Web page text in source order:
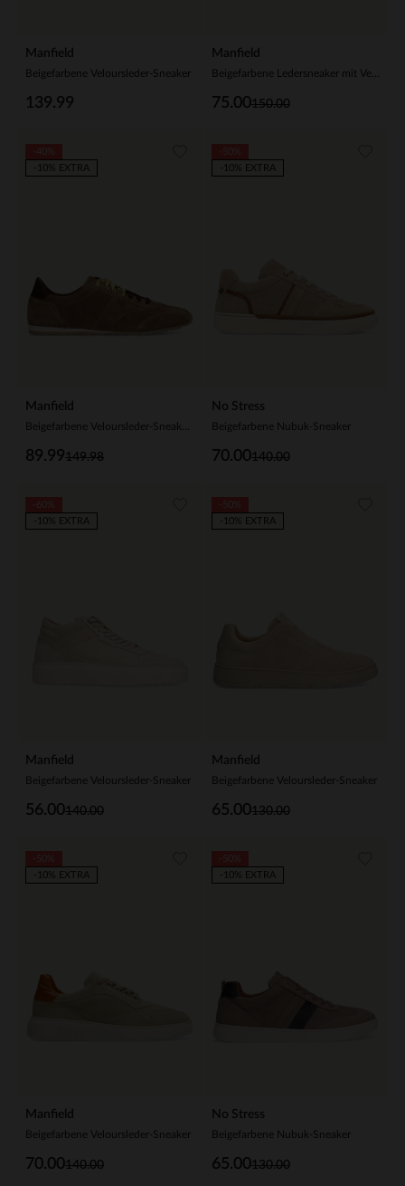
Manfield
Beigefarbene Veloursleder-Sneaker
139.99
Manfield
150.00
75.00
Manfield
149.98
89.99
-10% EXTRA
No Stress
Beigefarbene Nubuk-Sneaker
140.00
70.00
-10% EXTRA
Manfield
Beigefarbene Veloursleder-Sneaker
140.00
56.00
-10% EXTRA
Manfield
Beigefarbene Veloursleder-Sneaker
130.00
65.00
-10% EXTRA
Manfield
Beigefarbene Veloursleder-Sneaker
140.00
70.00
-10% EXTRA
No Stress
Beigefarbene Nubuk-Sneaker
130.00
65.00
-10% EXTRA